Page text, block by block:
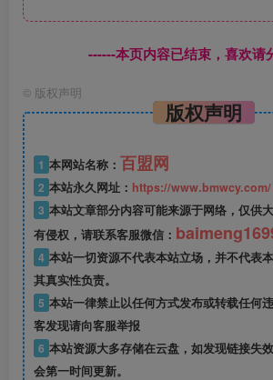
------本页内容已结束，喜欢请
© 版权声明
版权声明
1 本网站名称： 百盟网
2 本站永久网址： https://www.bmwcy.com/
3 本站文章部分内容可能来源于网络，仅供
有侵权，请联系客服微信：
4 本站一切资源不代表本站立场，并不代表
其真实性负责。
5 本站一律禁止以任何方式发布或转载任何
客发现请向客服举报
6 本站资源大多存储在云盘，如发现链接失
会第一时间更新。